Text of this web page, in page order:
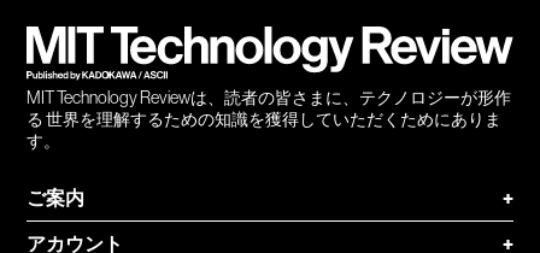
MIT Technology Reviewは、読者の皆さまに、テクノロジーが形作
る 世界を理解するための知識を獲得していただくためにありま
す。
ご案内
+
アカウント
+